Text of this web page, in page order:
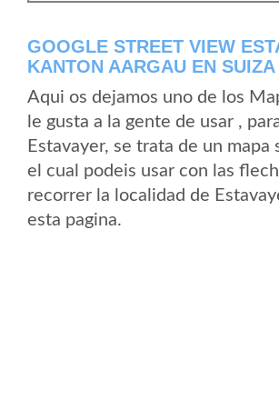
GOOGLE STREET VIEW
KANTON AARGAU EN SUIZA
Aqui os dejamos uno de los
le gusta a la gente de usar ,
Estavayer, se trata de un
el cual podeis usar con las
recorrer la localidad de
esta pagina.